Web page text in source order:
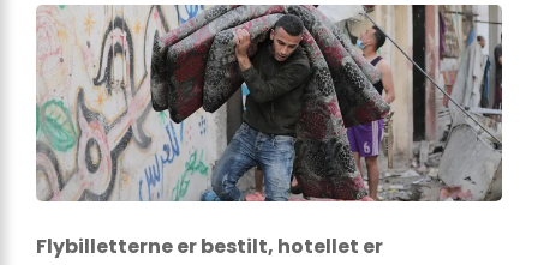
Flybilletterne er bestilt, hotellet er